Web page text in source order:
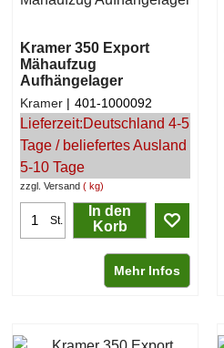
Kramer 350 Export
Mähaufzug
Aufhängelager
zzgl. Versand kg
Kramer 401-1000092
Lieferzeit:Deutschland 4-5
Tage / beliefertes Ausland
5-10 Tage
St.
In den
Korb
Mehr Infos